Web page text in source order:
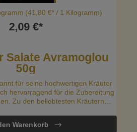
(41,80 €* / 1 Kilogramm)
2,09 €*
Salate Avramoglou
50g
für seine hochwertigen Kräuter
hervorragend für die Zubereitung
Zu den beliebtesten Kräutern
Warenkorb